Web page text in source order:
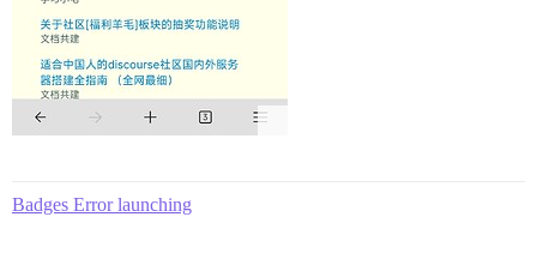
Badges Error launching